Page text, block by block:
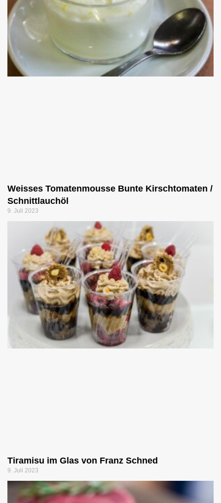
Weisses Tomatenmousse Bunte Kirschtomaten /
Schnittlauchöl
9. Juli 2023
Tiramisu im Glas von Franz Schned
9. Juli 2023